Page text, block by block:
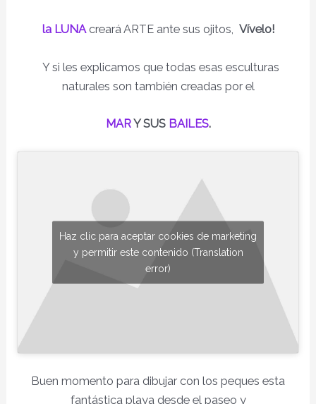
la LUNA creará ARTE ante sus ojitos, Vívelo!
Y si les explicamos que todas esas esculturas
naturales son también creadas por el
MARY SUS BAILES.
Haz clic para aceptar cookies de marketing
y permitir este contenido (Translation
error)
Buen momento para dibujar con los peques esta
fantástica playa desde el paseo y